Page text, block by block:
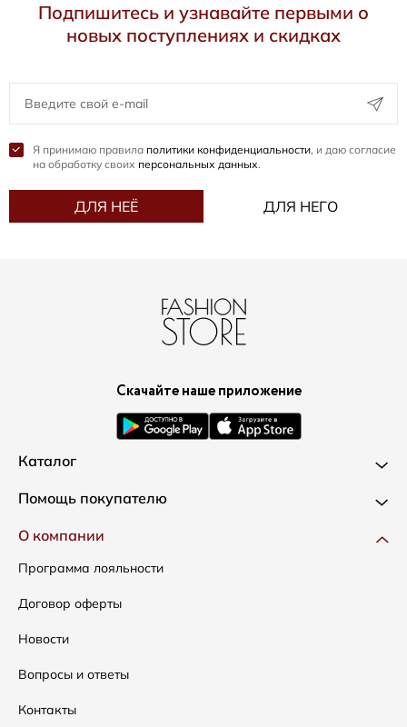
Подпишитесь и узнавайте первыми о
новых поступлениях и скидках
Я принимаю правила политики конфиденциальности, и даю согласие
на обработку своих персональных данных.
ДЛЯ НЕЁ ДЛЯ НЕГО
Скачайте наше приложение
Каталог
Новинки
Одежда
Сумки
Аксессуары
Скидки
Помощь покупателю
Доставка и оплата
Как оформить заказ
Условия возвратов
Таблица размеров
Уход за одеждой
О компании
Программа лояльности
Договор оферты
Новости
Вопросы и ответы
Контакты